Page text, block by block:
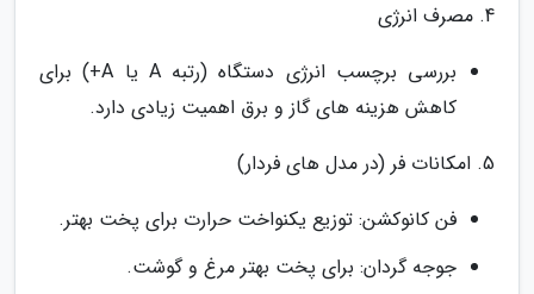
4. مصرف انرژی
بررسی برچسب انرژی دستگاه (رتبه A یا A+) برای
کاهش هزینه های گاز و برق اهمیت زیادی دارد.
5. امکانات فر (در مدل های فردار)
فن کانوکشن: توزیع یکنواخت حرارت برای پخت بهتر.
جوجه گردان: برای پخت بهتر مرغ و گوشت.